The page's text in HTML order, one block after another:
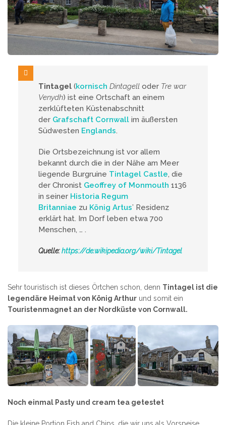
Tintagel (kornisch Dintagell oder Tre war
Venydh) ist eine Ortschaft an einem
zerklüfteten Küstenabschnitt
der Grafschaft Cornwall im äußersten
Südwesten Englands.
Die Ortsbezeichnung ist vor allem
bekannt durch die in der Nähe am Meer
liegende Burgruine Tintagel Castle, die
der Chronist Geoffrey of Monmouth 1136
in seiner Historia Regum
Britanniae zu König Artus’ Residenz
erklärt hat. Im Dorf leben etwa 700
Menschen, … .
Quelle:https://de.wikipedia.org/wiki/Tintagel
Sehr touristisch ist dieses Örtchen schon, denn Tintagel ist die
legendäre Heimat von König Arthur und somit ein
Touristenmagnet an der Nordküste von Cornwall.
Noch einmal Pasty und cream tea getestet
Die kleine Portion Fish and Chips, die wir uns als Vorspeise